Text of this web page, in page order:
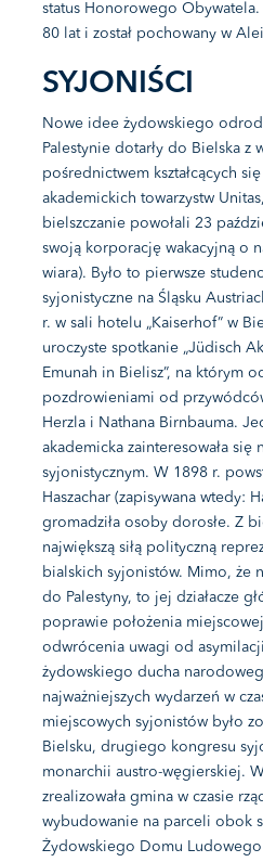
status Honorowego Obywatela.
80 lat i został pochowany w
SYJONIŚCI
Nowe idee żydowskiego
Palestynie dotarły do Bielska z
pośrednictwem kształcących
akademickich towarzystw
bielszczanie powołali 23
swoją korporację wakacyjną o
wiara). Było to pierwsze
syjonistyczne na Śląsku
r. w sali hotelu „Kaiserhof” w
uroczyste spotkanie „Jüdisch
Emunah in Bielisz”, na którym
pozdrowieniami od
Herzla i Nathana Birnbauma.
akademicka zainteresowała się
syjonistycznym. W 1898 r.
Haszachar (zapisywana wtedy:
gromadziła osoby dorosłe. Z
największą siłą polityczną
bialskich syjonistów. Mimo, że
do Palestyny, to jej działacze
poprawie położenia
odwrócenia uwagi od
żydowskiego ducha
najważniejszych wydarzeń w
miejscowych syjonistów było
Bielsku, drugiego kongresu
monarchii austro-węgierskiej.
zrealizowała gmina w czasie
wybudowanie na parceli obok
Żydowskiego Domu Ludowego